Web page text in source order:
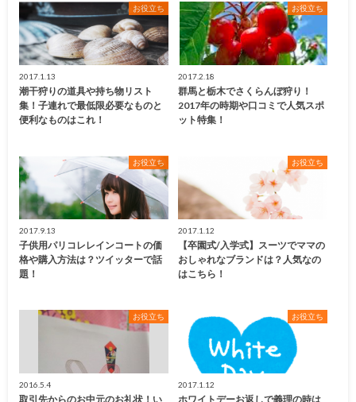
お役立ち
2017.1.13
潮干狩りの道具や持ち物リスト
集！子連れで最低限必要なものと
便利なものはこれ！
お役立ち
2017.2.18
群馬と栃木でさくらんぼ狩り！
2017年の時期や口コミで人気スポ
ット特集！
お役立ち
2017.9.13
子供用パリコレレインコートの価
格や購入方法は？ツイッターで話
題！
お役立ち
2017.1.12
【卒園式/入学式】スーツでママの
おしゃれなブランドは？人気なの
はこちら！
お役立ち
2016.5.4
取引先からのお中元のお礼状！い
お役立ち
2017.1.12
ホワイトデーお返しで義理の時は